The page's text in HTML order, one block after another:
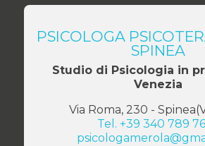
PSICOLOGA
SPINEA
Studio di Psicologia in
Venezia
Via Roma, 230 - Spinea(
Tel. +39 340 789